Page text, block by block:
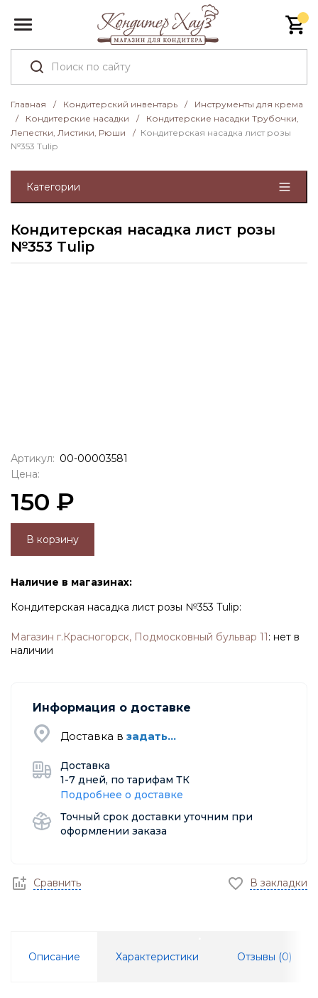
Главная / Кондитерский инвентарь /
Инструменты для крема
/
Кондитерские насадки /
Кондитерские насадки Трубочки,
Лепестки, Листики, Рюши
/ Кондитерская насадка лист розы
№353 Tulip
Категории
Кондитерская насадка лист розы
№353 Tulip
Артикул: 00-00003581
Цена:
150 ₽
В корзину
Наличие в магазинах:
Кондитерская насадка лист розы №353 Tulip:
Магазин г.Красногорск, Подмосковный бульвар 11: нет в
наличии
Информация о доставке
Доставка в задать...
Доставка
1-7 дней, по тарифам ТК
Подробнее о доставке
Точный срок доставки уточним при
оформлении заказа
Сравнить В закладки
Описание Характеристики Отзывы (0)